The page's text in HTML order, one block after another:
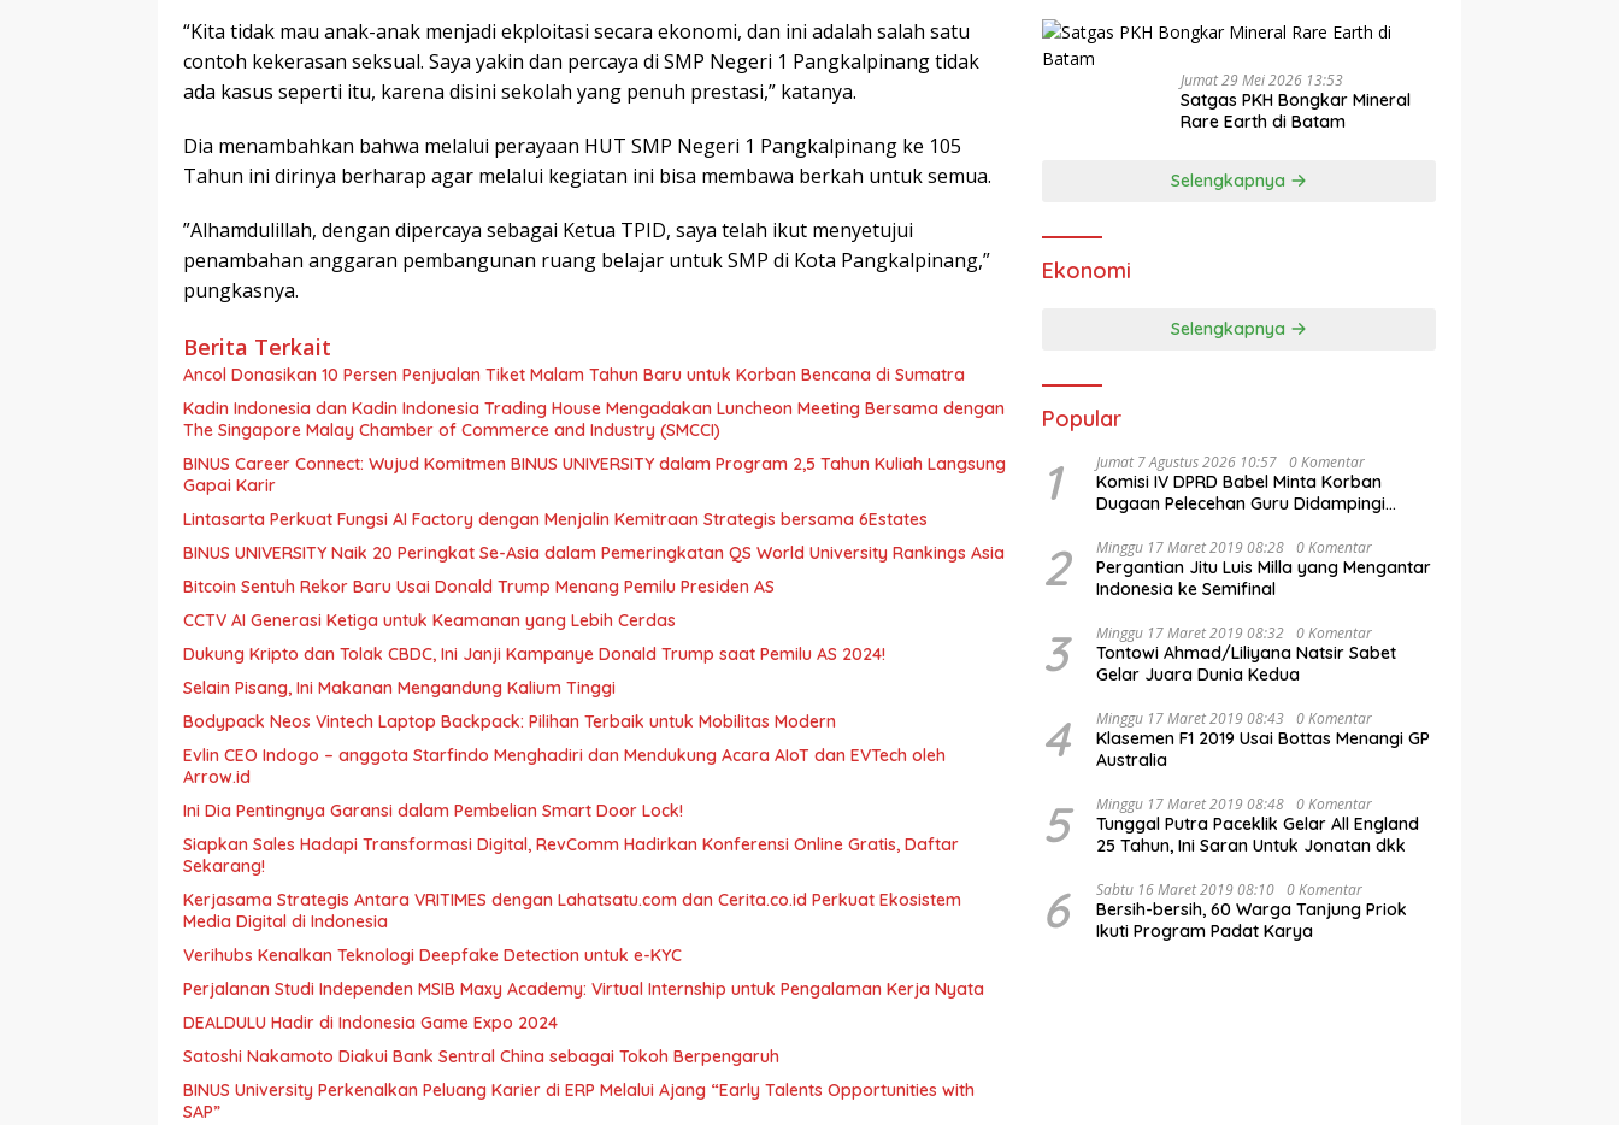
“Kita tidak mau anak-anak menjadi ekploitasi secara ekonomi, dan ini adalah salah satu
contoh kekerasan seksual. Saya yakin dan percaya di SMP Negeri 1 Pangkalpinang tidak
ada kasus seperti itu, karena disini sekolah yang penuh prestasi,” katanya.
Dia menambahkan bahwa melalui perayaan HUT SMP Negeri 1 Pangkalpinang ke 105
Tahun ini dirinya berharap agar melalui kegiatan ini bisa membawa berkah untuk semua.
”Alhamdulillah, dengan dipercaya sebagai Ketua TPID, saya telah ikut menyetujui
penambahan anggaran pembangunan ruang belajar untuk SMP di Kota Pangkalpinang,”
pungkasnya.
Berita Terkait
Ancol Donasikan 10 Persen Penjualan Tiket Malam Tahun Baru untuk Korban Bencana di Sumatra
Kadin Indonesia dan Kadin Indonesia Trading House Mengadakan Luncheon Meeting Bersama dengan
The Singapore Malay Chamber of Commerce and Industry (SMCCI)
BINUS Career Connect: Wujud Komitmen BINUS UNIVERSITY dalam Program 2,5 Tahun Kuliah Langsung
Gapai Karir
Lintasarta Perkuat Fungsi AI Factory dengan Menjalin Kemitraan Strategis bersama 6Estates
BINUS UNIVERSITY Naik 20 Peringkat Se-Asia dalam Pemeringkatan QS World University Rankings Asia
Bitcoin Sentuh Rekor Baru Usai Donald Trump Menang Pemilu Presiden AS
CCTV AI Generasi Ketiga untuk Keamanan yang Lebih Cerdas
Dukung Kripto dan Tolak CBDC, Ini Janji Kampanye Donald Trump saat Pemilu AS 2024!
Selain Pisang, Ini Makanan Mengandung Kalium Tinggi
Bodypack Neos Vintech Laptop Backpack: Pilihan Terbaik untuk Mobilitas Modern
Evlin CEO Indogo – anggota Starfindo Menghadiri dan Mendukung Acara AIoT dan EVTech oleh
Arrow.id
Ini Dia Pentingnya Garansi dalam Pembelian Smart Door Lock!
Siapkan Sales Hadapi Transformasi Digital, RevComm Hadirkan Konferensi Online Gratis, Daftar
Sekarang!
Kerjasama Strategis Antara VRITIMES dengan Lahatsatu.com dan Cerita.co.id Perkuat Ekosistem
Media Digital di Indonesia
Verihubs Kenalkan Teknologi Deepfake Detection untuk e-KYC
Perjalanan Studi Independen MSIB Maxy Academy: Virtual Internship untuk Pengalaman Kerja Nyata
DEALDULU Hadir di Indonesia Game Expo 2024
Satoshi Nakamoto Diakui Bank Sentral China sebagai Tokoh Berpengaruh
BINUS University Perkenalkan Peluang Karier di ERP Melalui Ajang “Early Talents Opportunities with
SAP”
Bukti
Jumat 29 Mei 2026 13:53
Satgas PKH Bongkar Mineral
Selengkapnya
Ekonomi
Selengkapnya
Popular
1 Jumat 7 Agustus 2026 10:57 0 Komentar
Komisi IV DPRD Babel Minta Korban
Dugaan Pelecehan Guru Didampingi
2 Minggu 17 Maret 2019 08:28 0 Komentar
Pergantian Jitu Luis Milla yang Mengantar
Indonesia ke Semifinal
3 Minggu 17 Maret 2019 08:32 0 Komentar
Tontowi Ahmad/Liliyana Natsir Sabet
Gelar Juara Dunia Kedua
4 Minggu 17 Maret 2019 08:43 0 Komentar
Klasemen F1 2019 Usai Bottas Menangi GP
Australia
5 Minggu 17 Maret 2019 08:48 0 Komentar
Tunggal Putra Paceklik Gelar All England
25 Tahun, Ini Saran Untuk Jonatan dkk
6 Sabtu 16 Maret 2019 08:10 0 Komentar
Bersih-bersih, 60 Warga Tanjung Priok
Ikuti Program Padat Karya